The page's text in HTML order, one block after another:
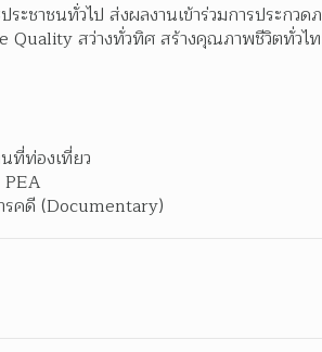
ชาชนทั่วไป ส่งผลงานเข้าร่วมการประกว
สว่างทั่วทิศ สร้างคุณภาพชีวิตทั่วไท
ที่ท่องเที่ยว
รคดี (Documentary)